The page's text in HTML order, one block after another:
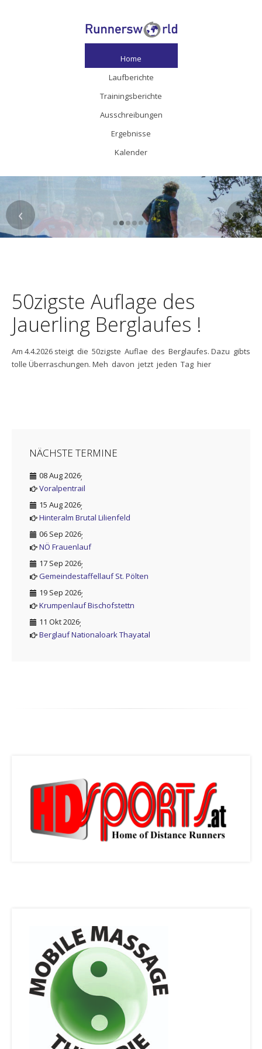
Home
Laufberichte
Trainingsberichte
Ausschreibungen
Ergebnisse
Kalender
›
‹
50zigste Auflage des
Jauerling Berglaufes !
Am 4.4.2026 steigt die 50zigste Auflae des Berglaufes. Dazu gibts
tolle Überraschungen. Meh davon jetzt jeden Tag hier
NÄCHSTE TERMINE
08 Aug 2026;
Voralpentrail
15 Aug 2026;
Hinteralm Brutal Lilienfeld
06 Sep 2026;
NÖ Frauenlauf
17 Sep 2026;
Gemeindestaffellauf St. Pölten
19 Sep 2026;
Krumpenlauf Bischofstettn
11 Okt 2026;
Berglauf Nationaloark Thayatal